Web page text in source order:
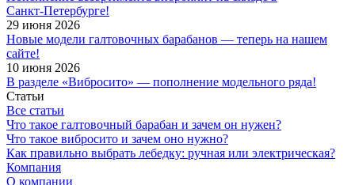
Санкт‑Петербурге!
29 июня 2026
Новые модели галтовочных барабанов — теперь на нашем
сайте!
10 июня 2026
В разделе «Вибросито» — пополнение модельного ряда!
Статьи
Все статьи
Что такое галтовочный барабан и зачем он нужен?
Что такое вибросито и зачем оно нужно?
Как правильно выбрать лебедку: ручная или электрическая?
Компания
О компании